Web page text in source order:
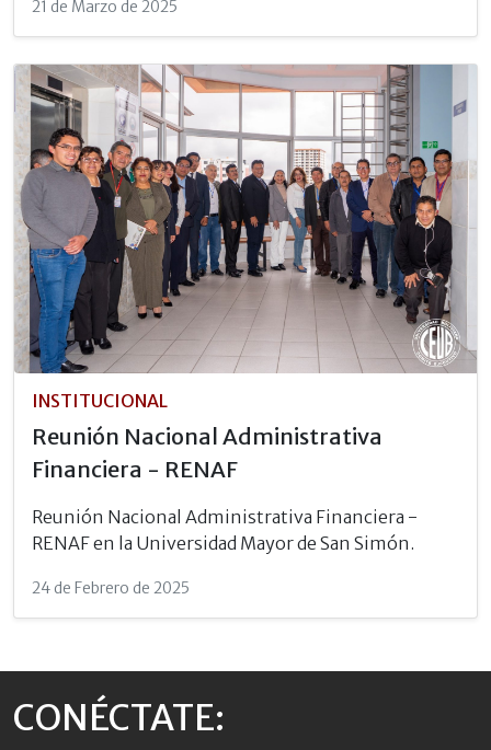
21 de Marzo de 2025
INSTITUCIONAL
Reunión Nacional Administrativa
Financiera - RENAF
Reunión Nacional Administrativa Financiera -
RENAF en la Universidad Mayor de San Simón.
24 de Febrero de 2025
CONÉCTATE: